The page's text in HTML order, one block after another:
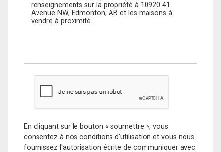
En cliquant sur le bouton « soumettre », vous
consentez à nos conditions d'utilisation et vous nous
fournissez l'autorisation écrite de communiquer avec